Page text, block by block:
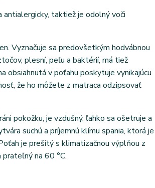
taktiež je odolný voči
Vyznačuje sa predovšetkým hodvábnou
plesní, peľu a baktérií, má tiež
obsiahnutá v poťahu poskytuje vynikajúcu
že ho môžete z matraca odzipsovať
pokožku, je vzdušný, ľahko sa ošetruje a
suchú a príjemnú klímu spania, ktorá je
je prešitý s klimatizačnou výplňou z
na 60 °C.